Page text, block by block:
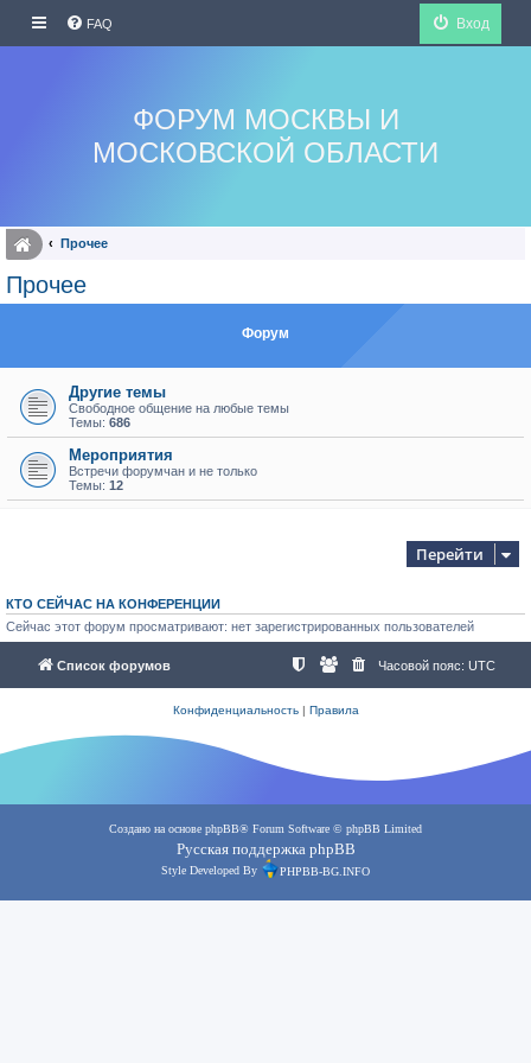
FAQ Вход
ФОРУМ МОСКВЫ И
МОСКОВСКОЙ ОБЛАСТИ
Прочее
Прочее
Форум
Другие темы
Свободное общение на любые темы
Темы: 686
Мероприятия
Встречи форумчан и не только
Темы: 12
Перейти
КТО СЕЙЧАС НА КОНФЕРЕНЦИИ
Сейчас этот форум просматривают: нет зарегистрированных пользователей
Список форумов Часовой пояс: UTC
Конфиденциальность| Правила
Создано на основе phpBB® Forum Software © phpBB Limited
Русская поддержка phpBB
Style Developed By PHPBB-BG.INFO